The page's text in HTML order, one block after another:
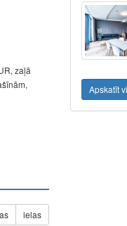
zaļā
ielas
Apskatīt